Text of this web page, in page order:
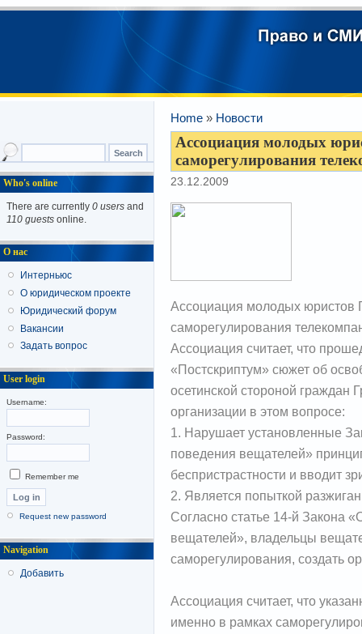
Home » Новости
Ассоциация молодых
саморегулирования
23.12.2009
Ассоциация молодых юристов
саморегулирования
Ассоциация считает, что
«Постскриптум» сюжет об
осетинской стороной граждан
организации в этом вопросе:
1. Нарушает установленные
поведения вещателей»
беспристрастности и вводит
2. Является попыткой
Согласно статье 14-й Закона
вещателей», владельцы
саморегулирования, создать
Ассоциация считает, что
именно в рамках
Who's online
There are currently 0 users and
110 guests online.
О нас
Интерньюс
О юридическом проекте
Юридический форум
Вакансии
Задать вопрос
User login
Username:
Password:
Remember me
Request new password
Navigation
Добавить